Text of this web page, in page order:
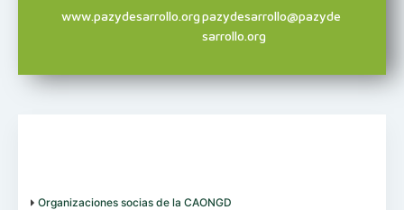
Organizaciones socias de la CAONGD
www.pazydesarrollo.orgpazydesarrollo@pazyde
sarrollo.org